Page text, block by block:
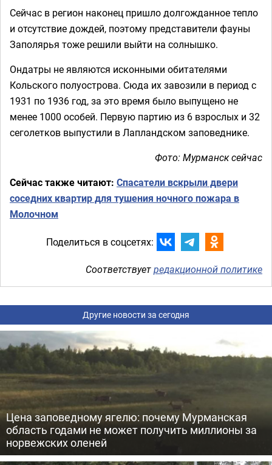
Сейчас в регион наконец пришло долгожданное тепло
и отсутствие дождей, поэтому представители фауны
Заполярья тоже решили выйти на солнышко.
Ондатры не являются исконными обитателями
Кольского полуострова. Сюда их завозили в период с
1931 по 1936 год, за это время было выпущено не
менее 1000 особей. Первую партию из 6 взрослых и 32
сеголетков выпустили в Лапландском заповеднике.
Фото: Мурманск сейчас
Сейчас также читают: Спасатели вскрыли двери
соседних квартир для тушения ночного пожара в
Молочном
Поделиться в соцсетях:
Соответствуетредакционной политике
Другие новости за сегодня
Цена заповедному ягелю: почему Мурманская
область годами не может получить миллионы за
норвежских оленей